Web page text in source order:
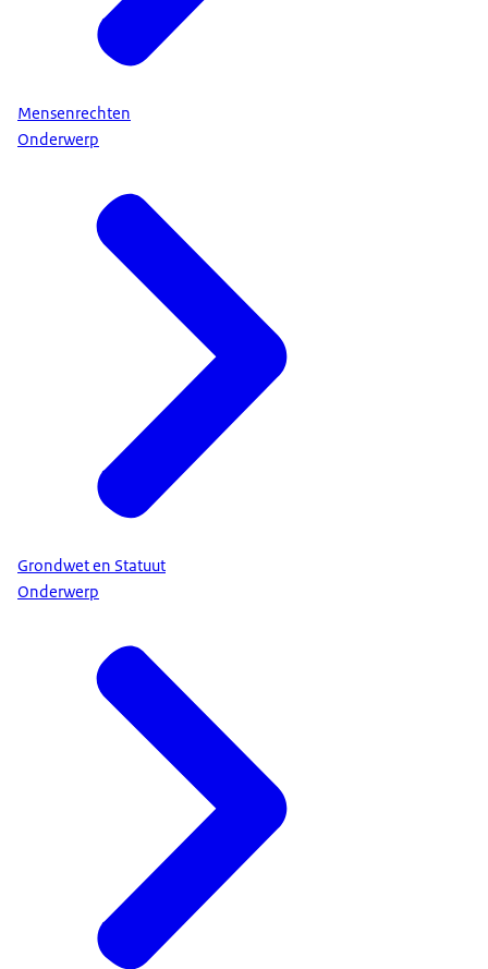
Mensenrechten
Onderwerp
Grondwet en Statuut
Onderwerp